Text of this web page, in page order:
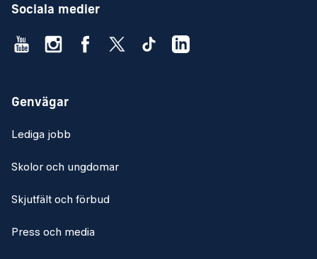
Sociala medier
Genvägar
Lediga jobb
Skolor och ungdomar
Skjutfält och förbud
Press och media